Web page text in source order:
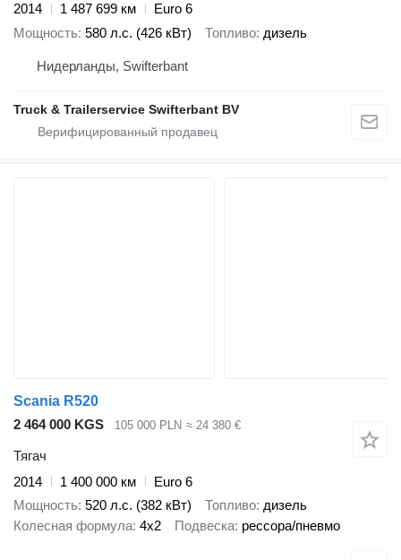
2014
1 487 699 км
Euro 6
Мощность 580 л.с. (426 кВт) Топливо дизель
Нидерланды, Swifterbant
Truck & Trailerservice Swifterbant BV
Scania R520
2 464 000 KGS
105 000 PLN ≈ 24 380 €
Тягач
2014
1 400 000 км
Euro 6
Мощность 520 л.с. (382 кВт) Топливо дизель
Колесная формула 4x2 Подвеска рессора/пневмо